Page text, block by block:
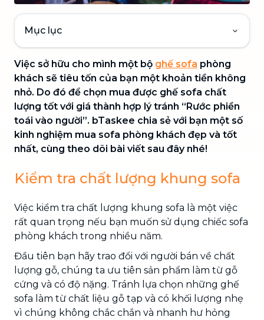
Mục lục
Việc sở hữu cho mình một bộ ghế sofa phòng
khách sẽ tiêu tốn của bạn một khoản tiền không
nhỏ. Do đó để chọn mua được ghế sofa chất
lượng tốt với giá thành hợp lý tránh “Rước phiền
toái vào người”. bTaskee chia sẻ với bạn một số
kinh nghiệm mua sofa phòng khách đẹp và tốt
nhất, cùng theo dõi bài viết sau đây nhé!
Kiểm tra chất lượng khung sofa
Việc kiểm tra chất lượng khung sofa là một việc
rất quan trọng nếu bạn muốn sử dụng chiếc sofa
phòng khách trong nhiều năm.
Đầu tiên bạn hãy trao đổi với người bán về chất
lượng gỗ, chúng ta ưu tiên sản phẩm làm từ gỗ
cứng và có độ nặng. Tránh lựa chọn những ghế
sofa làm từ chất liệu gỗ tạp và có khối lượng nhẹ
vì chúng không chắc chắn và nhanh hư hỏng